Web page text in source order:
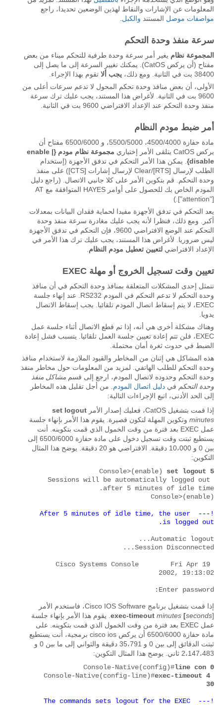
المعلومات عن الإشارات والنقاط لهذين الوضعين تحديدا، راجع
مواصفات موصل المستند والكبل
سرعة منفذ وحدة التحكم
المجموعة نظام يغير أمر سرعة وحدة طرفية للتحكم ميناء من بعض
مفتاح (أن يركض CatOS). يمكنك تغيير السرعة إلى ما يصل إلى
38400 بت في الثانية. ومع ذلك،
يجب ألا تقوم بهذا الإجراء.
الأولى، أن بعض منافذ وحدة تحكم المحول لا تدعم سرعات أعلى من
9600 بت في الثانية. لأغراض هذا المستند، يجب عليك ترك سرعة
منفذ وحدة التحكم عند الإعداد الافتراضي 9600 بت في الثانية.
أمر ضبط مودم النظام
مادة حفازة 4500/4000، 5500/5000، و 6500/6000 مفتاح أن
يركض CatOS يتلقى الأمر إختياري
مجموعة نظام مودم {enable|
disable}
. يمكن هذا الأمر التحكم في تدفق الأجهزة (إستخدام
الطلب لإرسال [RTS]/Clear لإرسال إشارات [CTS]) على منفذ
وحدة التحكم. قم بتكوين الأمر على كلا جانبي الاتصال. (راجع دليل
المودم الخاص بك للحصول على أوامر HAYES المتوافقة مع AT
["attention"].)
يعد التحكم في تدفق الأجهزة مفيدا لحماية فقدان البيانات بمعدلات
أكبر. ومع ذلك، فنظرا لأنه يجب عليك مغادرة سرعة منفذ وحدة
التحكم عند الوضع الافتراضي 9600، فإن التحكم في تدفق الأجهزة
ليس ضروريا. لأغراض هذا المستند، يجب عليك ترك هذا الأمر في
الإعداد الافتراضي لتعيين تعطيل مودم النظام
تعيين وقت تسجيل الخروج أو مهلة EXEC
تتمثل إحدى المشكلات المتعلقة بمنافذ وحدة التحكم في أن منافذ
وحدة التحكم لا تدعم التحكم في المودم RS232. عند إنهاء جلسة
EXEC، لا يتم إسقاط اتصال المودم تلقائيا. يجب إسقاط الاتصال
يدويا.
وهناك مشكلة أخرى هي أنه، إذا تم قطع الاتصال أثناء جلسة عمل
EXEC، فلن تتم إعادة تعيين جلسة العمل تلقائيا. يتسبب فشل إعادة
الضبط في حدوث ثغرة أمان محتملة.
هذه المشاكل هي إثنان من المخاطر والقيود الملازمة لاستخدام منافذ
وحدة التحكم للطلب الهاتفي. لمزيد من المعلومات حول مخاطر منفذ
وحدة التحكم وحدوده لاتصال المودم، ارجع إلى قسم مشاكل منفذ
وحدة التحكم في دليل اتصال المودم . من أجل تقليل هذه المخاطر
إلى الحد الأدنى، اتبع الإجراءات التالية:
إذا قمت بتشغيل CatOS، فعليك إصدار الأمر
set logout
minutes وتكوين المهلة لتكون قصيرة. يقوم هذا الأمر بإنهاء جلسة
عمل EXEC بعد فترة من وقت الخمول الذي قمت بتكوينه. أنت
يستطيع ثبتت وقت تسجيل دخول على مادة حفازة 6500/6000 إلى
بين 0 و 10،000 دقيقة. الافتراضي هو 20 دقيقة. يوضح هذا المثال
التكوين:
Console>(enable) set logout 5
Sessions will be automatically logged out
Console>(enable)
!--- After 5 minutes of idle time, the user
is logged out.
Cisco Systems Console        Fri Apr 19
Enter password:
إذا قمت بتشغيل برنامج Cisco IOS Software، فاستخدم الأمر
exec-timeout minutes [seconds
]. يقوم هذا الأمر بإنهاء جلسة
عمل EXEC بعد فترة من وقت الخمول الذي قمت بتكوينه. على
مادة حفازة 6500/6000 أن يركض cisco ios برمجية، أنت يستطيع
ثبتت الدقائق إلى بين 0 و 35،791 دقيقة والثواني إلى ما بين 0 و
2،147،483 ثاني. يوضح هذا المثال التكوين:
Console-Native(config)#line con 0
Console-Native(config-line)#exec-timeout 4
30
!--- The commands sets logout for the EXEC